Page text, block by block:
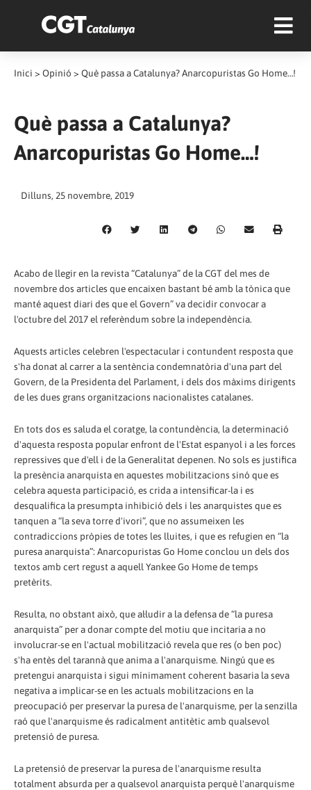
Inici > Opinió > Què passa a Catalunya? Anarcopuristas Go Home…!
Què passa a Catalunya?
Anarcopuristas Go Home…!
Dilluns, 25 novembre, 2019
Acabo de llegir en la revista “Catalunya” de la CGT del mes de
novembre dos articles que encaixen bastant bé amb la tònica que
manté aquest diari des que el Govern” va decidir convocar a
l'octubre del 2017 el referèndum sobre la independència.
Aquests articles celebren l'espectacular i contundent resposta que
s'ha donat al carrer a la sentència condemnatòria d'una part del
Govern, de la Presidenta del Parlament, i dels dos màxims dirigents
de les dues grans organitzacions nacionalistes catalanes.
En tots dos es saluda el coratge, la contundència, la determinació
d'aquesta resposta popular enfront de l'Estat espanyol i a les forces
repressives que d'ell i de la Generalitat depenen. No sols es justifica
la presència anarquista en aquestes mobilitzacions sinó que es
celebra aquesta participació, es crida a intensificar-la i es
desqualifica la presumpta inhibició dels i les anarquistes que es
tanquen a “la seva torre d'ivori”, que no assumeixen les
contradiccions pròpies de totes les lluites, i que es refugien en “la
puresa anarquista”: Anarcopuristas Go Home conclou un dels dos
textos amb cert regust a aquell Yankee Go Home de temps
pretèrits.
Resulta, no obstant això, que al·ludir a la defensa de “la puresa
anarquista” per a donar compte del motiu que incitaria a no
involucrar-se en l'actual mobilització revela que res (o ben poc)
s'ha entès del tarannà que anima a l'anarquisme. Ningú que es
pretengui anarquista i sigui mínimament coherent basaria la seva
negativa a implicar-se en les actuals mobilitzacions en la
preocupació per preservar la puresa de l'anarquisme, per la senzilla
raó que l'anarquisme és radicalment antitètic amb qualsevol
pretensió de puresa.
La pretensió de preservar la puresa de l'anarquisme resulta
totalment absurda per a qualsevol anarquista perquè l'anarquisme